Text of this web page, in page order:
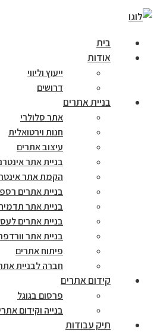
בית
אודות
ייעוץ וליווי
דרושים
בניית אתרים
אתר סלולרי
חנות וירטואלית
עיצוב אתרים
בניית אתר
הקמת אתר
בניית אתרים
בניית אתר
בניית אתרים
בניית אתר
פיתוח אתרים
חברה לבניית
קידום אתרים
פרסום בגוגל
בנייה וקידום
תיק עבודות